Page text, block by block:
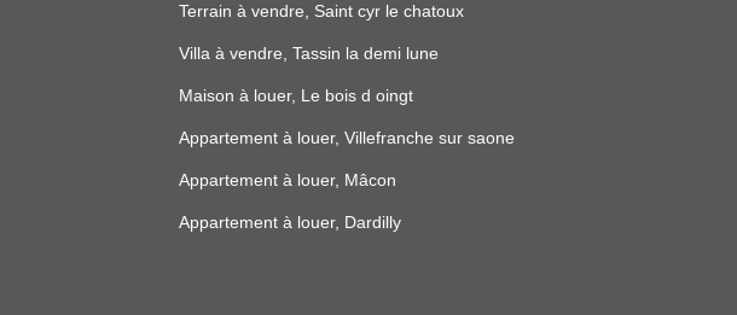
Terrain à vendre, Saint cyr le chatoux
Villa à vendre, Tassin la demi lune
Maison à louer, Le bois d oingt
Appartement à louer, Villefranche sur saone
Appartement à louer, Mâcon
Appartement à louer, Dardilly